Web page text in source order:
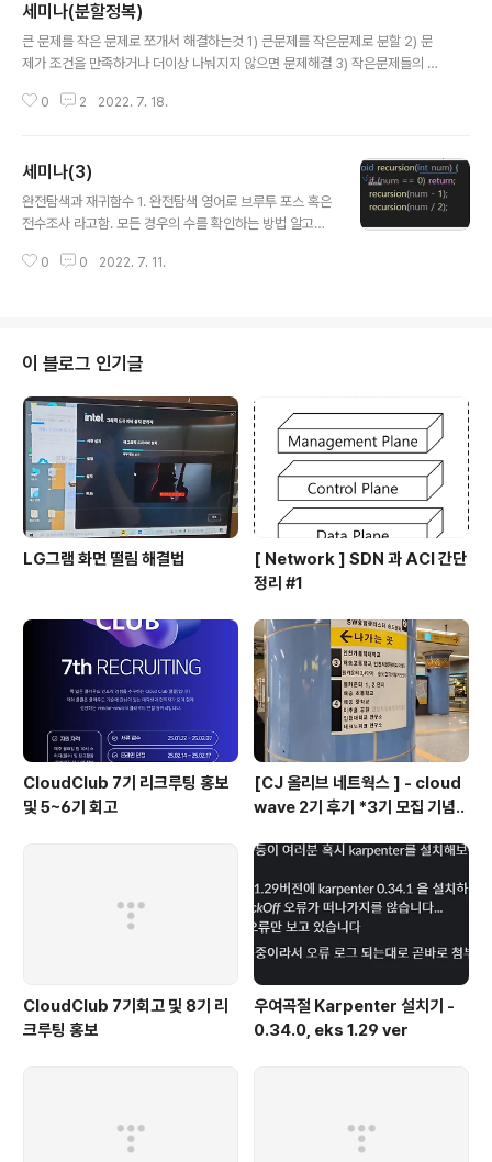
세미나(분할정복)
큰 문제를 작은 문제로 쪼개서 해결하는것 1) 큰문제를 작은문제로 분할 2) 문
제가 조건을 만족하거나 더이상 나눠지지 않으면 문제해결 3) 작은문제들의 해
져있는지 확인한다 1.1 같은색으로 칠해져있지 않다면 나눈다 #include #incl
n; } int check = arr[Y][X]; for (int i = Y; i < Y + size; i++) { for (int j =..
0 2 2022. 7. 18.
세미나(3)
완전탐색과 재귀함수 1. 완전탐색 영어로 브루투 포스 혹은
전수조사 라고함. 모든 경우의 수를 확인하는 방법 알고리
한 접근이 가능 - 단점: 모든 경우의 수를 확인해야 하므로
킹 -가지치기를 하면서 문제를 해결하는 알고리즘 3) BF
S/DFS - 그래프의 모든 정점을 탐색하는 완전 탐색 알고
리즘 ex)) 최댓값 9개의 수에 대해 전부 확인하며 최댓값
을 갱신해 출력하는 문제 ex))문서검색 문서의 모든 인덱
스에 대해 확인하는 문제 ex)) 일곱 난쟁이 9명중에서 2명
을 제..
0 0 2022. 7. 11.
이 블로그 인기글
LG그램 화면 떨림 해결법
[ Network ] SDN 과 ACI 간단
정리 #1
CloudClub 7기 리크루팅 홍보
및 5~6기 회고
[CJ 올리브 네트웍스 ] - cloud
wave 2기 후기 *3기 모집 기념..
CloudClub 7기회고 및 8기 리
크루팅 홍보
우여곡절 Karpenter 설치기 -
0.34.0, eks 1.29 ver